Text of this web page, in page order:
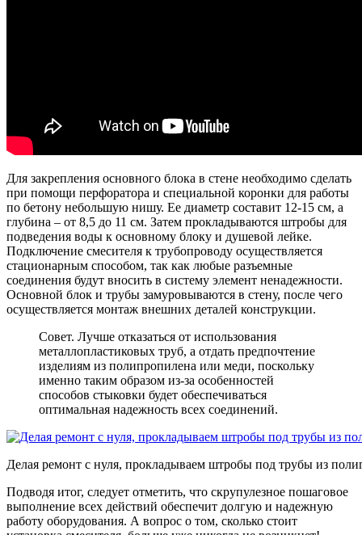
Для закрепления основного блока в стене необходимо сделать
при помощи перфоратора и специальной коронки для работы
по бетону небольшую нишу. Ее диаметр составит 12-15 см, а
глубина – от 8,5 до 11 см. Затем прокладываются штробы для
подведения воды к основному блоку и душевой лейке.
Подключение смесителя к трубопроводу осуществляется
стационарным способом, так как любые разъемные
соединения будут вносить в систему элемент ненадежности.
Основной блок и трубы замуровываются в стену, после чего
осуществляется монтаж внешних деталей конструкции.
Совет. Лучше отказаться от использования
металлопластиковых труб, а отдать предпочтение
изделиям из полипропилена или меди, поскольку
именно таким образом из-за особенностей
способов стыковки будет обеспечиваться
оптимальная надежность всех соединений.
Делая ремонт с нуля, прокладываем штробы под трубы из
Подводя итог, следует отметить, что скрупулезное пошаговое
выполнение всех действий обеспечит долгую и надежную
работу оборудования. А вопрос о том, сколько стоит